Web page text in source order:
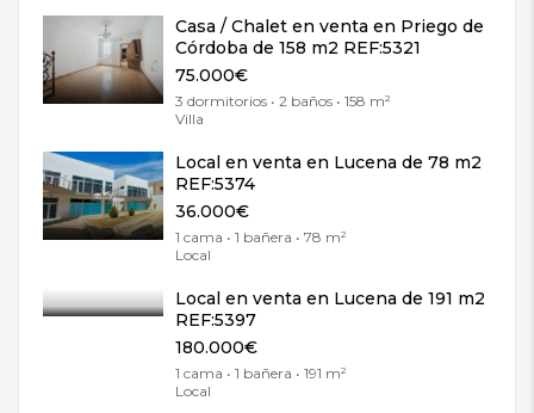
Casa / Chalet en venta en Priego de
Córdoba de 158 m2 REF:5321
75.000€
3 dormitorios • 2 baños • 158 m²
Villa
Local en venta en Lucena de 78 m2
REF:5374
36.000€
1 cama • 1 bañera • 78 m²
Local
Local en venta en Lucena de 191 m2
REF:5397
180.000€
1 cama • 1 bañera • 191 m²
Local